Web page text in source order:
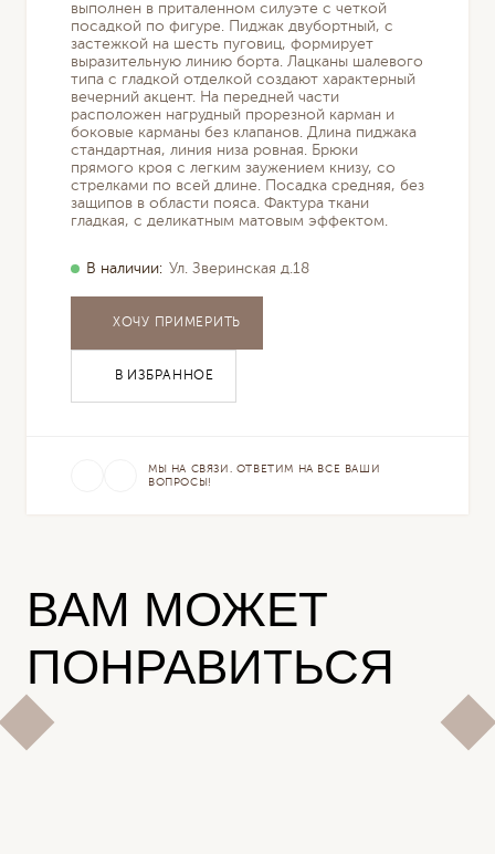
выполнен в приталенном силуэте с четкой
посадкой по фигуре. Пиджак двубортный, с
застежкой на шесть пуговиц, формирует
выразительную линию борта. Лацканы шалевого
типа с гладкой отделкой создают характерный
вечерний акцент. На передней части
расположен нагрудный прорезной карман и
боковые карманы без клапанов. Длина пиджака
стандартная, линия низа ровная. Брюки
прямого кроя с легким заужением книзу, со
стрелками по всей длине. Посадка средняя, без
защипов в области пояса. Фактура ткани
гладкая, с деликатным матовым эффектом.
В наличии: Ул. Зверинская д.18
ХОЧУ ПРИМЕРИТЬ
В ИЗБРАННОЕ
МЫ НА СВЯЗИ. ОТВЕТИМ НА ВСЕ ВАШИ
ВОПРОСЫ!
ВАМ МОЖЕТ
ПОНРАВИТЬСЯ